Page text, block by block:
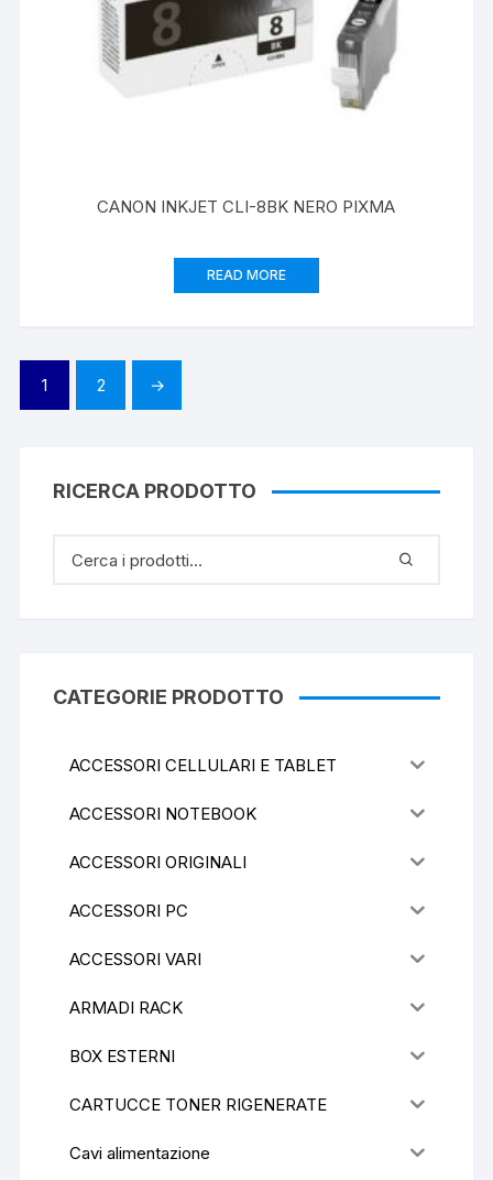
CANON INKJET CLI-8BK NERO PIXMA
READ MORE
1 2 →
RICERCA PRODOTTO
CATEGORIE PRODOTTO
ACCESSORI CELLULARI E TABLET
ACCESSORI NOTEBOOK
ACCESSORI ORIGINALI
ACCESSORI PC
ACCESSORI VARI
ARMADI RACK
BOX ESTERNI
CARTUCCE TONER RIGENERATE
Cavi alimentazione